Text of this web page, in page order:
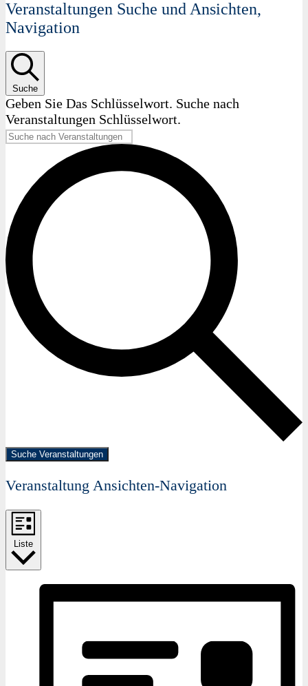
Veranstaltungen Suche und Ansichten,
Navigation
Suche
Geben Sie Das Schlüsselwort. Suche nach
Veranstaltungen Schlüsselwort.
Suche Veranstaltungen
Veranstaltung Ansichten-Navigation
Liste